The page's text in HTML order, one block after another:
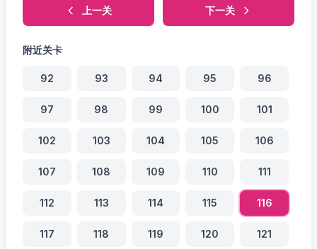
上一关 下一关
附近关卡
92 93 94 95 96
97 98 99 100 101
102 103 104 105 106
107 108 109 110 111
112 113 114 115 116
117 118 119 120 121